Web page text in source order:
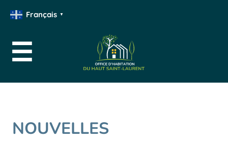
Français ▼
NOUVELLES